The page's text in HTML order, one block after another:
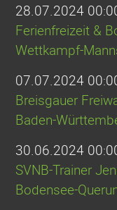
28.07.2024
Ferienfreizeit &
Wettkampf-
07.07.2024
Breisgauer
Baden-
30.06.2024
SVNB-Trainer
Bodensee-